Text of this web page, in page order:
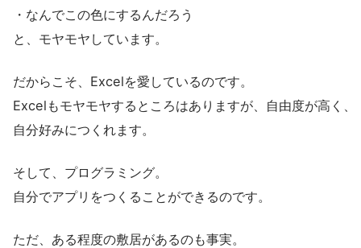
・なんでこの色にするんだろう
と、モヤモヤしています。
だからこそ、Excelを愛しているのです。
Excelもモヤモヤするところはありますが、自由度が高く、
自分好みにつくれます。
そして、プログラミング。
自分でアプリをつくることができるのです。
ただ、ある程度の敷居があるのも事実。